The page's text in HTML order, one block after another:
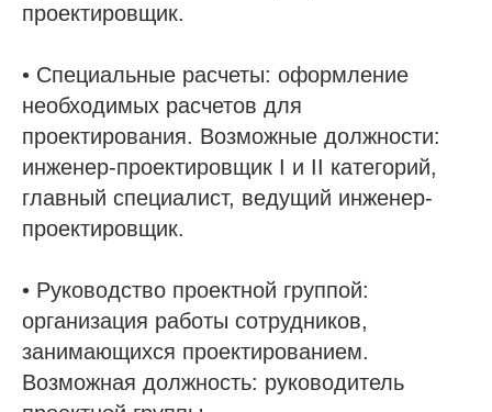
проектировщик.
• Специальные расчеты: оформление
необходимых расчетов для
проектирования. Возможные должности:
инженер-проектировщик I и II категорий,
главный специалист, ведущий инженер-
проектировщик.
• Руководство проектной группой:
организация работы сотрудников,
занимающихся проектированием.
Возможная должность: руководитель